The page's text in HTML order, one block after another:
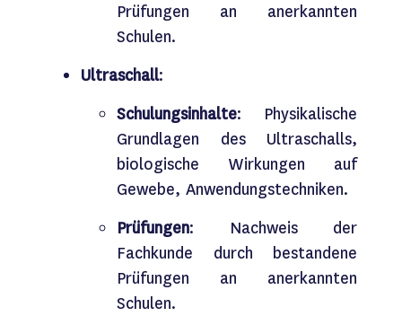
Prüfungen an anerkannten
Schulen.
Ultraschall:
Schulungsinhalte: Physikalische
Grundlagen des Ultraschalls,
biologische Wirkungen auf
Gewebe, Anwendungstechniken.
Prüfungen: Nachweis der
Fachkunde durch bestandene
Prüfungen an anerkannten
Schulen.